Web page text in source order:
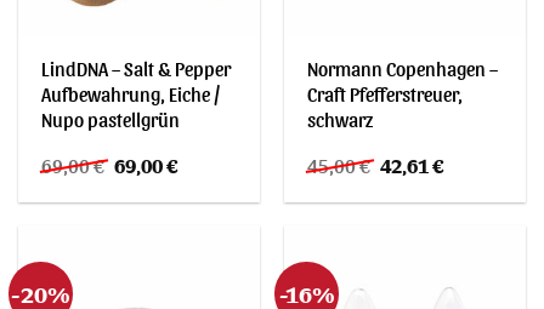
LindDNA – Salt & Pepper
Aufbewahrung, Eiche /
Nupo pastellgrün
69,00€ Ursprünglicher
Preis
war:
69,00€Aktueller
ist:
Normann Copenhagen –
Craft Pfefferstreuer,
schwarz
45,00€ Ursprünglicher
Preis
war:
42,61€Aktueller
ist:
-20% -16%